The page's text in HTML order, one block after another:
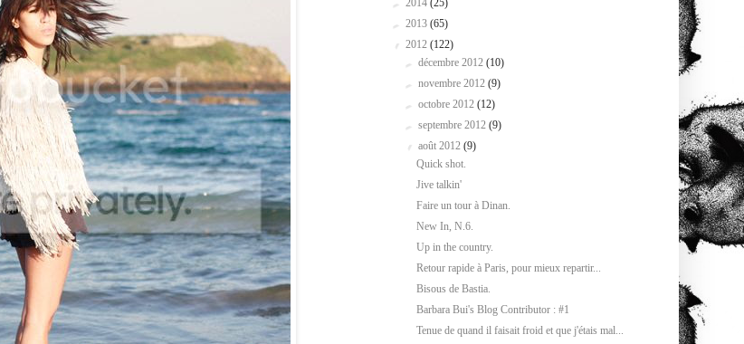
► 2013 (65)
▼ 2012 (122)
►décembre 2012(10)
►novembre 2012(9)
►octobre 2012(12)
►septembre 2012(9)
▼août 2012(9)
Quick shot.
Jive talkin'
Faire un tour à Dinan.
New In, N.6.
Up in the country.
Retour rapide à Paris, pour mieux repartir...
Bisous de Bastia.
Barbara Bui's Blog Contributor : #1
Tenue de quand il faisait froid et que j'étais mal...